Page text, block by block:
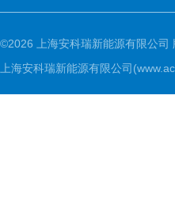
©2026 上海安科瑞新能源有限公司
上海安科瑞新能源有限公司